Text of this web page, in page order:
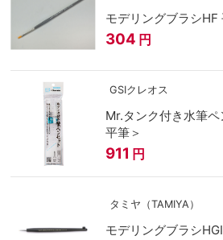
モデリングブラシHF
304 円
GSIクレオス
Mr.タンク付き水筆ペ
平筆＞
911 円
タミヤ（TAMIYA）
モデリングブラシ